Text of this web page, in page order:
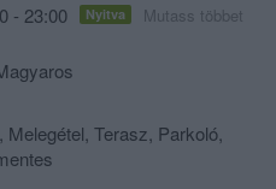
- 23:00 Nyitva Mutass többet
Melegétel, Terasz, Parkoló,